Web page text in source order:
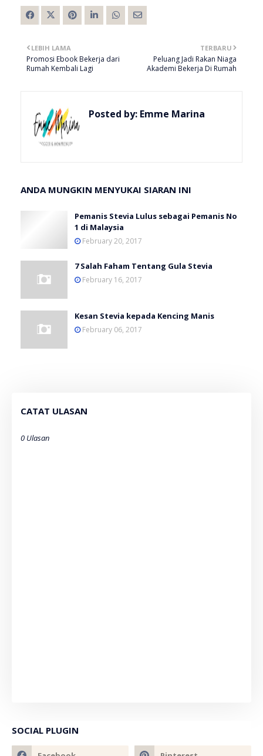
TERBARU
Peluang Jadi Rakan Niaga
Akademi Bekerja Di Rumah
LEBIH LAMA
Promosi Ebook Bekerja dari
Rumah Kembali Lagi
Posted by: Emme Marina
ANDA MUNGKIN MENYUKAI SIARAN INI
Pemanis Stevia Lulus sebagai Pemanis No
1 di Malaysia
February 20, 2017
7 Salah Faham Tentang Gula Stevia
February 16, 2017
Kesan Stevia kepada Kencing Manis
February 06, 2017
CATAT ULASAN
0 Ulasan
SOCIAL PLUGIN